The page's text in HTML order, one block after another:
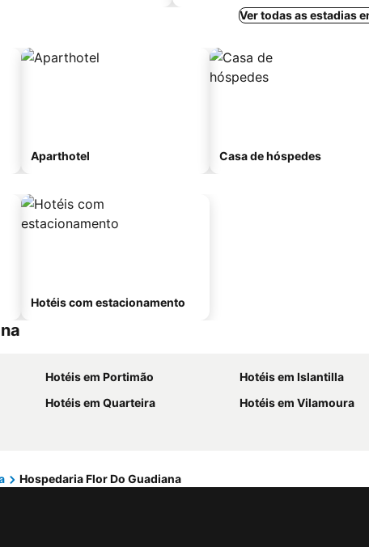
Ver todas as estadias
Aparthotel Casa de hóspedes
Hotéis com estacionamento
Hotéis em Portimão
Hotéis em Islantilla
Hotéis em Quarteira
Hotéis em Vilamoura
Hospedaria Flor Do Guadiana